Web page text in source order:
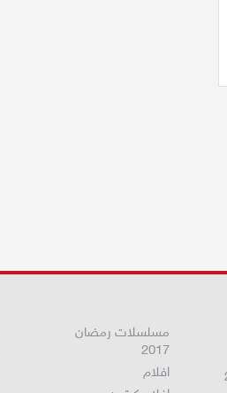
مسلسلات رمضان
2017
افلام